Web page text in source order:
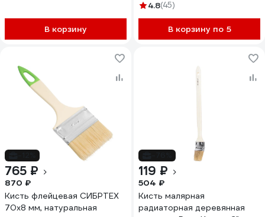
В корзину
4.8(45)
В корзину по 5
765 ₽
870 ₽
Кисть флейцевая СИБРТЕХ
70х8 мм, натуральная
119 ₽
504 ₽
Кисть малярная
радиаторная деревянная